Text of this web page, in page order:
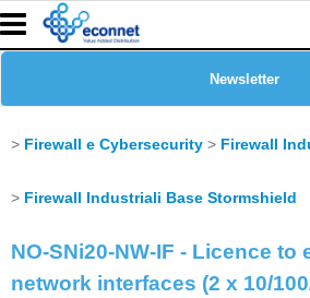
Chi siamo
Prodotti
Newsletter
Firewall e Cybersecurity Firewall
Firewall Industriali Base Stormshield
NO-SNi20-NW-IF - Licence to
network interfaces (2 x 10/